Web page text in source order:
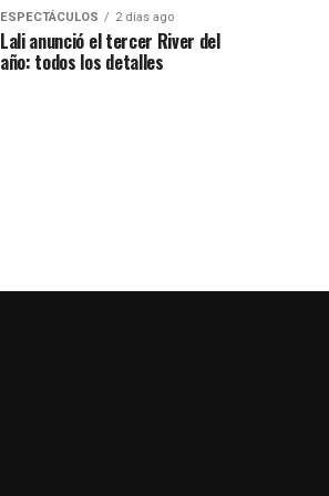
ESPECTÁCULOS 2 días ago
Lali anunció el tercer River del
año: todos los detalles